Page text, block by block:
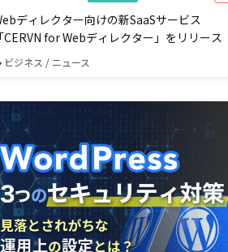
ディレクター向けの新SaaSサービス
「CERVN for Webディレクター」をリリース
ビジネス / ニュース